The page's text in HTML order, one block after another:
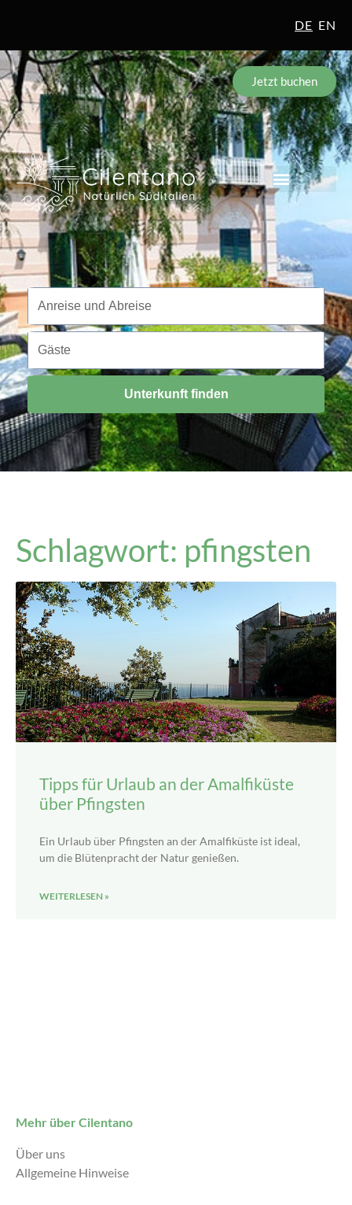
DE EN
Jetzt buchen
Reisezeitraum
Anreise und Abreise
Gäste
Gäste
Unterkunft finden
Schlagwort: pfingsten
Tipps für Urlaub an der Amalfiküste
über Pfingsten
Ein Urlaub über Pfingsten an der Amalfiküste ist ideal,
um die Blütenpracht der Natur genießen.
WEITERLESEN »
Mehr über Cilentano
Über uns
Allgemeine Hinweise